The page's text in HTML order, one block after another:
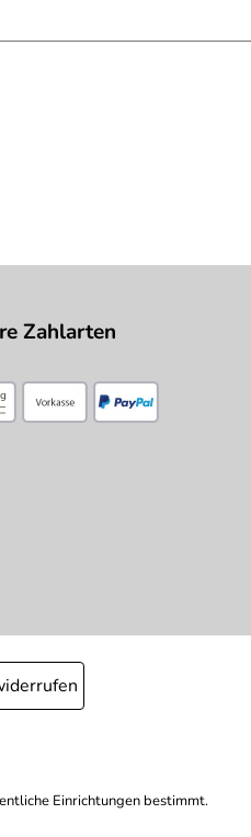
Zahlarten
Einrichtungen bestimmt.